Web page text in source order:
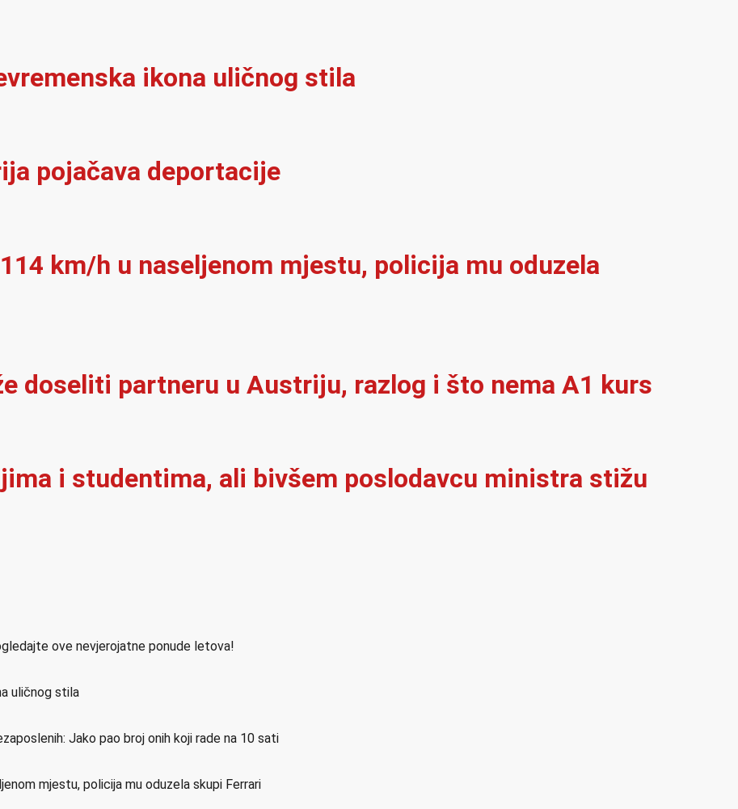
ikona uličnog stila
pojačava deportacije
km/h u naseljenom mjestu, policija mu oduzela
doseliti partneru u Austriju, razlog i što nema A1 kurs
i studentima, ali bivšem poslodavcu ministra stižu
ove nevjerojatne ponude letova!
uličnog stila
Jako pao broj onih koji rade na 10 sati
mjestu, policija mu oduzela skupi Ferrari